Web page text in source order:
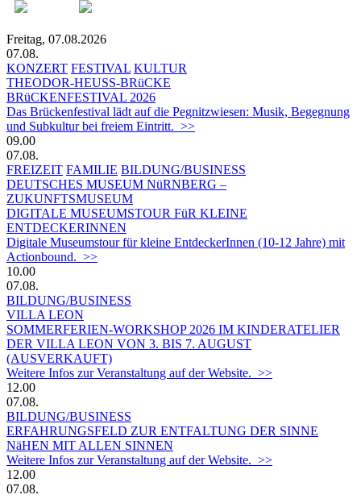
Freitag, 07.08.2026
07.08.
KONZERT FESTIVAL KULTUR
THEODOR-HEUSS-BRüCKE
BRüCKENFESTIVAL 2026
Das Brückenfestival lädt auf die Pegnitzwiesen: Musik, Begegnung
und Subkultur bei freiem Eintritt. >>
09.00
07.08.
FREIZEIT FAMILIE BILDUNG/BUSINESS
DEUTSCHES MUSEUM NüRNBERG –
ZUKUNFTSMUSEUM
DIGITALE MUSEUMSTOUR FüR KLEINE
ENTDECKERINNEN
Digitale Museumstour für kleine EntdeckerInnen (10-12 Jahre) mit
Actionbound. >>
10.00
07.08.
BILDUNG/BUSINESS
VILLA LEON
SOMMERFERIEN-WORKSHOP 2026 IM KINDERATELIER
DER VILLA LEON VON 3. BIS 7. AUGUST
(AUSVERKAUFT)
Weitere Infos zur Veranstaltung auf der Website. >>
12.00
07.08.
BILDUNG/BUSINESS
ERFAHRUNGSFELD ZUR ENTFALTUNG DER SINNE
NäHEN MIT ALLEN SINNEN
Weitere Infos zur Veranstaltung auf der Website. >>
12.00
07.08.